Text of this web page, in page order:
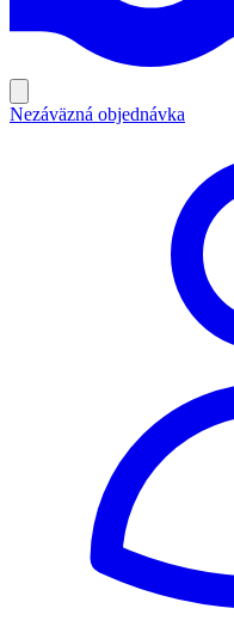
Nezáväzná objednávka